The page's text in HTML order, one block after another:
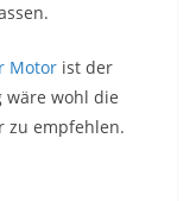
Motor ist der
wäre wohl die
zu empfehlen.